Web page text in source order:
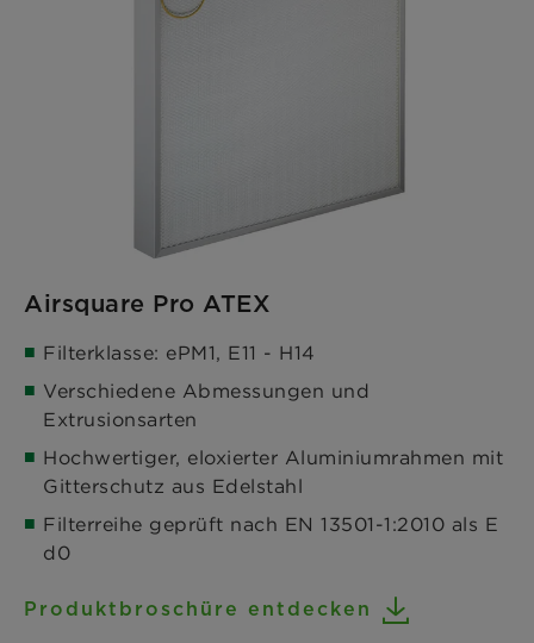
Airsquare Pro ATEX
Filterklasse: ePM1, E11 - H14
Verschiedene Abmessungen und
Extrusionsarten
Hochwertiger, eloxierter Aluminiumrahmen mit
Gitterschutz aus Edelstahl
Filterreihe geprüft nach EN 13501-1:2010 als E
d0
Produktbroschüre entdecken